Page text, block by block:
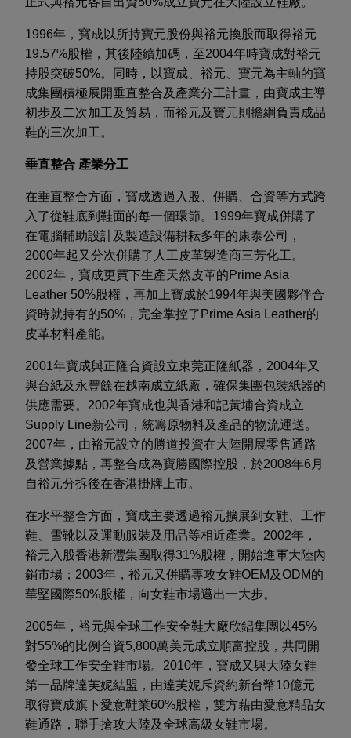
1996年，寶成以所持寶元股份與裕元換股而取得裕元
19.57%股權，其後陸續加碼，至2004年時寶成對裕元
持股突破50%。同時，以寶成、裕元、寶元為主軸的寶
成集團積極展開垂直整合及產業分工計畫，由寶成主導
初步及二次加工及貿易，而裕元及寶元則擔綱負責成品
鞋的三次加工。
垂直整合 產業分工
在垂直整合方面，寶成透過入股、併購、合資等方式跨
入了從鞋底到鞋面的每一個環節。1999年寶成併購了
在電腦輔助設計及製造設備耕耘多年的康泰公司，
2000年起又分次併購了人工皮革製造商三芳化工。
2002年，寶成更買下生產天然皮革的Prime Asia
Leather 50%股權，再加上寶成於1994年與美國夥伴合
資時就持有的50%，完全掌控了Prime Asia Leather的
皮革材料產能。
2001年寶成與正隆合資設立東莞正隆紙器，2004年又
與台紙及永豐餘在越南成立紙廠，確保集團包裝紙器的
供應需要。2002年寶成也與香港和記黃埔合資成立
Supply Line新公司，統籌原物料及產品的物流運送。
2007年，由裕元設立的勝道投資在大陸開展零售通路
及營業據點，再整合成為寶勝國際控股，於2008年6月
自裕元分拆後在香港掛牌上市。
在水平整合方面，寶成主要透過裕元擴展到女鞋、工作
鞋、雪靴以及運動服裝及用品等相近產業。2002年，
裕元入股香港新灃集團取得31%股權，開始進軍大陸內
銷市場；2003年，裕元又併購專攻女鞋OEM及ODM的
華堅國際50%股權，向女鞋市場邁出一大步。
2005年，裕元與全球工作安全鞋大廠欣錩集團以45%
對55%的比例合資5,800萬美元成立順富控股，共同開
發全球工作安全鞋市場。2010年，寶成又與大陸女鞋
第一品牌達芙妮結盟，由達芙妮斥資約新台幣10億元
取得寶成旗下愛意鞋業60%股權，雙方藉由愛意精品女
鞋通路，聯手搶攻大陸及全球高級女鞋市場。